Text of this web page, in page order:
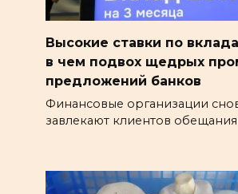
Высокие ставки по
в чем подвох щедрых
предложений банков
Финансовые организации
завлекают клиентов